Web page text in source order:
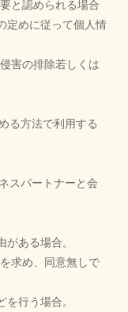
と認められる場合
定めに従って個人情
害の排除若しくは
る方法で利用する
スパートナーと会
ある場合。
求め、同意無しで
行う場合。